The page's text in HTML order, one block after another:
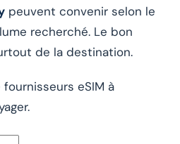
peuvent convenir selon le
recherché. Le bon
de la destination.
eSIM à